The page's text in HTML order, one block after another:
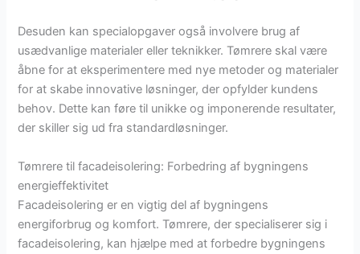
Desuden kan specialopgaver også involvere brug af
usædvanlige materialer eller teknikker. Tømrere skal være
åbne for at eksperimentere med nye metoder og materialer
for at skabe innovative løsninger, der opfylder kundens
behov. Dette kan føre til unikke og imponerende resultater,
der skiller sig ud fra standardløsninger.
Tømrere til facadeisolering: Forbedring af bygningens
energieffektivitet
Facadeisolering er en vigtig del af bygningens
energiforbrug og komfort. Tømrere, der specialiserer sig i
facadeisolering, kan hjælpe med at forbedre bygningens